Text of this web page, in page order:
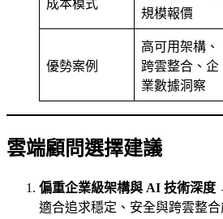
成本模式
規模報價
優勢案例
高可用架構、
跨雲整合、企
業數據洞察
雲端顧問選擇建議
偏重企業級架構與 AI 技術深度
適合追求穩定、安全與跨雲整合